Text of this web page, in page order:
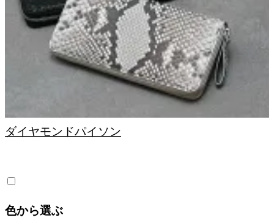
ダイヤモンドパイソン
色から選ぶ